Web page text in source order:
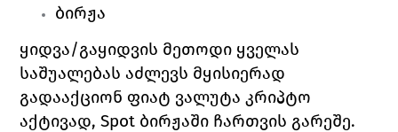
ბირჟა
ყიდვა/გაყიდვის მეთოდი ყველას
საშუალებას აძლევს მყისიერად
გადააქციონ ფიატ ვალუტა კრიპტო
აქტივად, Spot ბირჟაში ჩართვის გარეშე.